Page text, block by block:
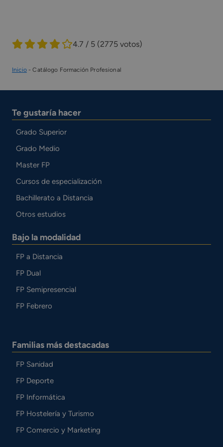
4.7 / 5 (2775 votos)
Inicio-Catálogo Formación Profesional
Te gustaría hacer
Grado Superior
Grado Medio
Master FP
Cursos de especialización
Bachillerato a Distancia
Otros estudios
Bajo la modalidad
FP a Distancia
FP Dual
FP Semipresencial
FP Febrero
Familias más destacadas
FP Sanidad
FP Deporte
FP Informática
FP Hostelería y Turismo
FP Comercio y Marketing